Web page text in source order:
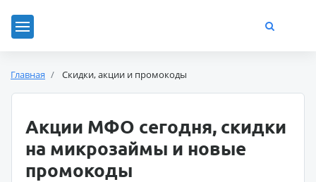
Главная Скидки, акции и промокоды
Акции МФО сегодня, скидки
на микрозаймы и новые
промокоды